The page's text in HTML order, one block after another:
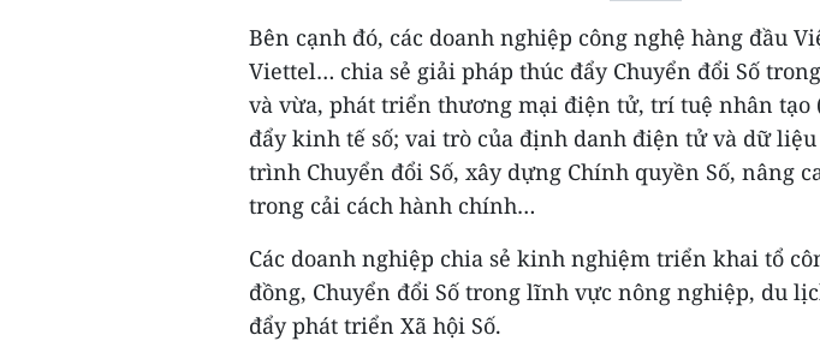
Bên cạnh đó, các doanh nghiệp công nghệ hàng đầu
Viettel… chia sẻ giải pháp thúc đẩy Chuyển đổi Số
và vừa, phát triển thương mại điện tử, trí tuệ nhân tạo
đẩy kinh tế số; vai trò của định danh điện tử và dữ
trình Chuyển đổi Số, xây dựng Chính quyền Số, nâng
trong cải cách hành chính…
Các doanh nghiệp chia sẻ kinh nghiệm triển khai tổ
đồng, Chuyển đổi Số trong lĩnh vực nông nghiệp, du
đẩy phát triển Xã hội Số.